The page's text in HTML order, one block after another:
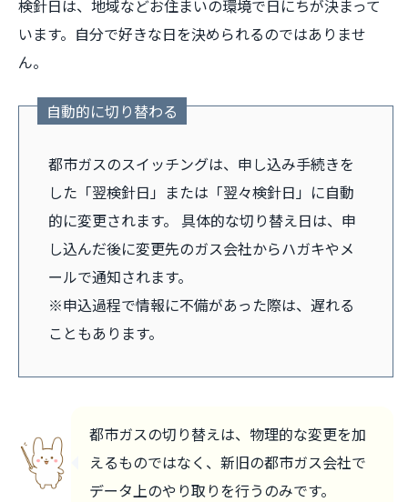
検針日は、地域などお住まいの環境で日にちが決まって
います。自分で好きな日を決められるのではありませ
ん。
自動的に切り替わる
都市ガスのスイッチングは、申し込み手続きを
した「翌検針日」または「翌々検針日」に自動
的に変更されます。 具体的な切り替え日は、申
し込んだ後に変更先のガス会社からハガキやメ
ールで通知されます。
※申込過程で情報に不備があった際は、遅れる
こともあります。
都市ガスの切り替えは、物理的な変更を加
えるものではなく、新旧の都市ガス会社で
データ上のやり取りを行うのみです。